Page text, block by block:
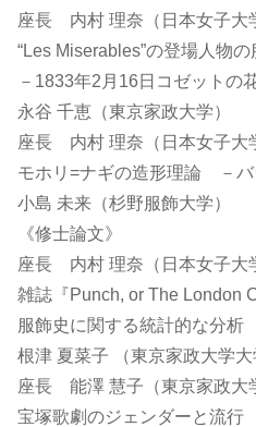
座長 内村 理奈（日本女子大
“Les Miserables”の登場人物
－1833年2月16日コゼットの
永谷 千恵（東京家政大学）
座長 内村 理奈（日本女子大
モホリ=ナギの造形理論 －バ
小島 未来（杉野服飾大学）
《修士論文》
座長 内村 理奈（日本女子大
雑誌『Punch, or The London
服飾史に関する統計的な分析
根津 夏菜子 （東京家政大学大
座長 能澤 慧子（東京家政大
宝塚歌劇のジェンダーと流